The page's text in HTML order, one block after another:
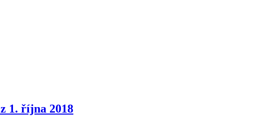
1. října 2018